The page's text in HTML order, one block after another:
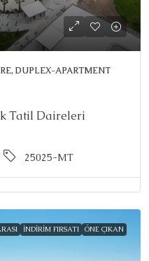
DUPLEX-APARTMENT
Tatil Daireleri
25025-MT
İNDIRIM FIRSATI ÖNE ÇIKAN